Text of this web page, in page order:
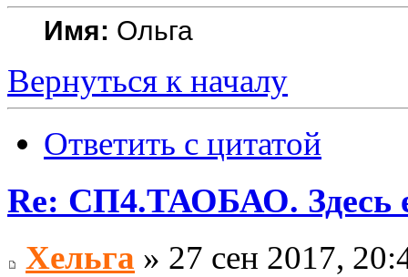
Имя: Ольга
Вернуться к началу
Ответить с цитатой
Re: СП4.ТАОБАО. Здесь
Хельга » 27 сен 2017,